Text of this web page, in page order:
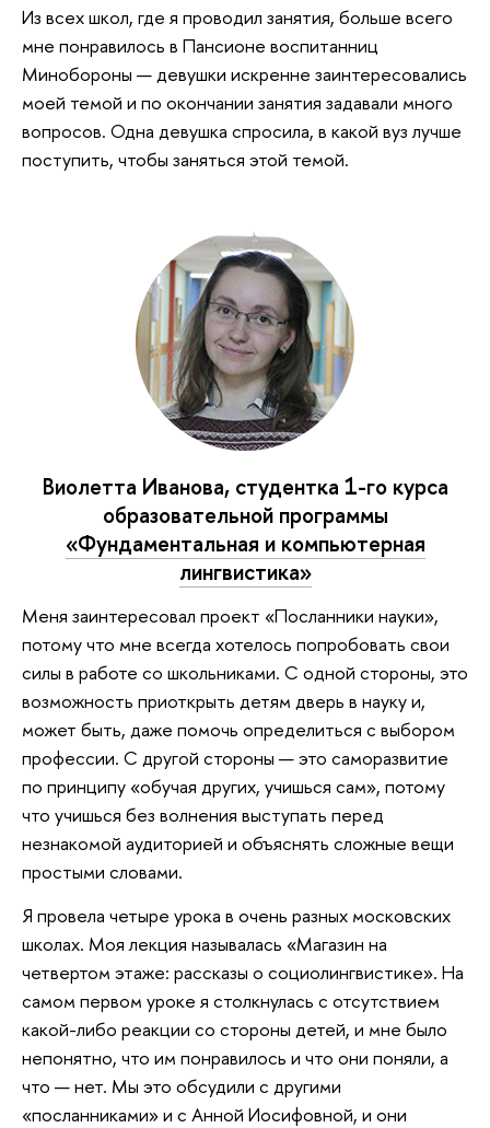
Из всех школ, где я проводил занятия, больше всего
мне понравилось в Пансионе воспитанниц
Минобороны — девушки искренне заинтересовались
моей темой и по окончании занятия задавали много
вопросов. Одна девушка спросила, в какой вуз лучше
поступить, чтобы заняться этой темой.
Виолетта Иванова, студентка 1-го курса
образовательной программы
«Фундаментальная и компьютерная
лингвистика»
Меня заинтересовал проект «Посланники науки»,
потому что мне всегда хотелось попробовать свои
силы в работе со школьниками. С одной стороны, это
возможность приоткрыть детям дверь в науку и,
может быть, даже помочь определиться с выбором
профессии. С другой стороны — это саморазвитие
по принципу «обучая других, учишься сам», потому
что учишься без волнения выступать перед
незнакомой аудиторией и объяснять сложные вещи
простыми словами.
Я провела четыре урока в очень разных московских
школах. Моя лекция называлась «Магазин на
четвертом этаже: рассказы о социолингвистике». На
самом первом уроке я столкнулась с отсутствием
какой-либо реакции со стороны детей, и мне было
непонятно, что им понравилось и что они поняли, а
что — нет. Мы это обсудили с другими
«посланниками» и с Анной Иосифовной, и они